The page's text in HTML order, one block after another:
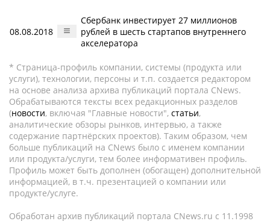
08.08.2018
Сбербанк инвестирует 27 миллионов
рублей в шесть стартапов внутреннего
акселератора
* Страница-профиль компании, системы (продукта или
услуги), технологии, персоны и т.п. создается редактором
на основе анализа архива публикаций портала CNews.
Обрабатываются тексты всех редакционных разделов
(новости, включая "Главные новости", статьи,
аналитические обзоры рынков, интервью, а также
содержание партнёрских проектов). Таким образом, чем
больше публикаций на CNews было с именем компании
или продукта/услуги, тем более информативен профиль.
Профиль может быть дополнен (обогащен) дополнительной
информацией, в т.ч. презентацией о компании или
продукте/услуге.
Обработан архив публикаций портала CNews.ru c 11.1998